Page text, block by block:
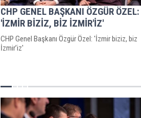
CHP GENEL BAŞKANI ÖZGÜR ÖZEL:
'İZMİR BİZİZ, BİZ İZMİR'İZ'
CHP Genel Başkanı Özgür Özel: 'İzmir biziz, biz
İzmir’iz'